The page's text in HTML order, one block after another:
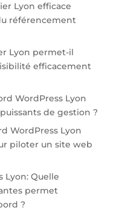
Lyon efficace
référencement
Lyon permet-il
efficacement
WordPress Lyon
de gestion ?
WordPress Lyon
piloter un site web
Lyon: Quelle
permet
?